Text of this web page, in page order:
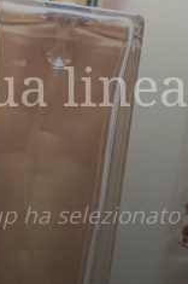
linea
ha selezionato